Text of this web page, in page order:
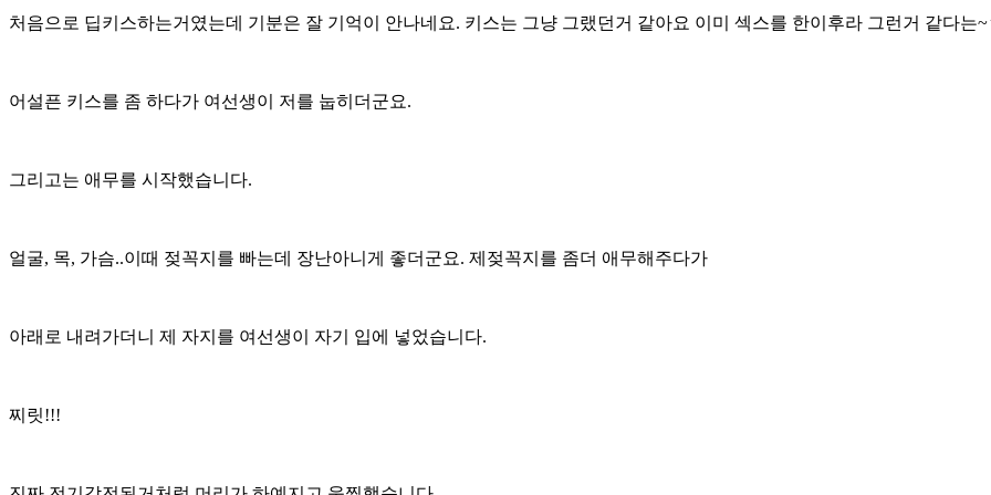
처음으로 딥키스하는거였는데 기분은 잘 기억이 안나네요. 키스는 그냥 그랬던거 같아요 이미 섹스를 한이후라 그런거 같다는
어설픈 키스를 좀 하다가 여선생이 저를 눕히더군요.
그리고는 애무를 시작했습니다.
얼굴, 목, 가슴..이때 젖꼭지를 빠는데 장난아니게 좋더군요. 제젖꼭지를 좀더 애무해주다가
아래로 내려가더니 제 자지를 여선생이 자기 입에 넣었습니다.
찌릿!!!